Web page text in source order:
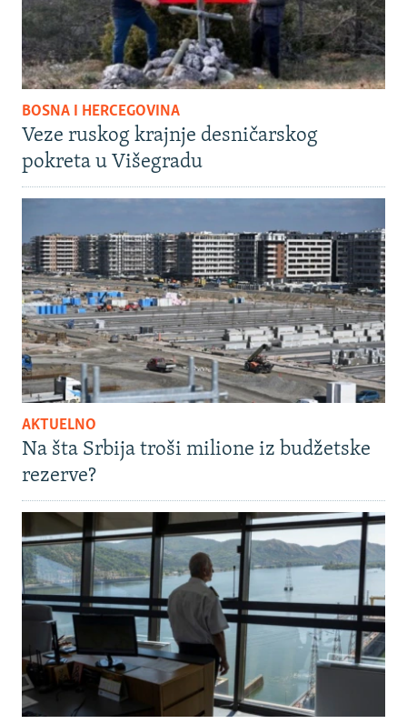
BOSNA I HERCEGOVINA
Veze ruskog krajnje desničarskog
pokreta u Višegradu
AKTUELNO
Na šta Srbija troši milione iz budžetske
rezerve?